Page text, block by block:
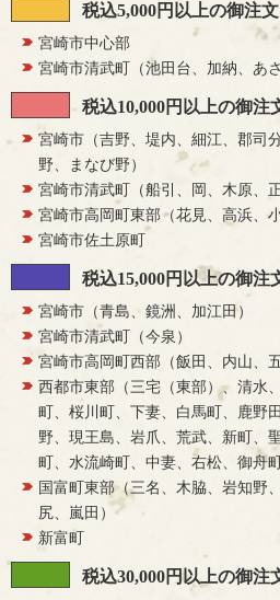
税込5,000円以上の御注文
宮崎市中心部
宮崎市清武町（池田台、加納、あさ
税込10,000円以上の御注
宮崎市（吉野、堤内、細江、郡司
野、まなび野）
宮崎市清武町（船引、岡、木原、
宮崎市高岡町東部（花見、高浜、
宮崎市佐土原町
税込15,000円以上の御注
宮崎市（青島、鏡洲、加江田）
宮崎市清武町（今泉）
宮崎市高岡町西部（飯田、内山、
西都市東部（三宅（東部）、清水
町、桜川町、下妻、白馬町、鹿野
野、現王島、岩爪、荒武、新町、
町、水流崎町、中妻、右松、御舟
国富町東部（三名、木脇、岩知野
尻、嵐田）
新富町
税込30,000円以上の御注